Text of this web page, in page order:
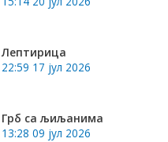
Лептирица
22:59 17 јул 2026
Грб са љиљанима
13:28 09 јул 2026